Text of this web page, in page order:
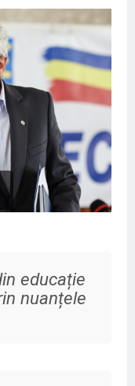
educație
nuanțele